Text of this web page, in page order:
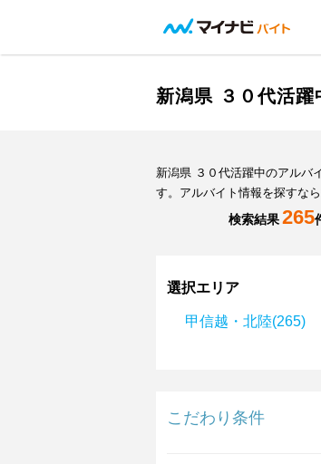
新潟県 ３０代活
新潟県 ３０代活躍中のアルバ
す。アルバイト情報を探すな
検索結果265
選択エリア
甲信越・北陸(265)
こだわり条件